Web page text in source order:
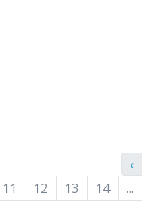
‹
11 12 13 14
...